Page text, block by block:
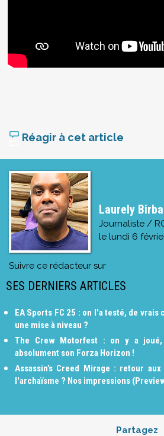
Réagir à cet article
Laurely Birba
Journaliste /
le lundi 6
Suivre ce rédacteur sur
SES DERNIERS ARTICLES
EA Sports FC 25 : on l'a testé, de vrais
une mise à niveau ?
The Crew Motorfest : on y a joué,
absolument son Forza Horizon !
Assassin’s Creed Mirage : retour
l'archaïsme ? Nos impressions
Partagez